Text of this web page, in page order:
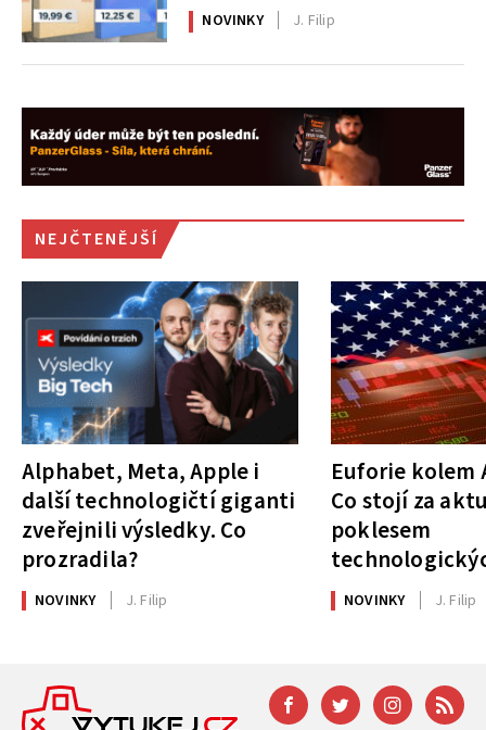
NOVINKY J. Filip
NEJČTENĚJŠÍ
Alphabet, Meta, Apple i
další technologičtí giganti
zveřejnili výsledky. Co
prozradila?
NOVINKY J. Filip
Euforie kolem
Co stojí za
poklesem
NOVINKY J. Filip